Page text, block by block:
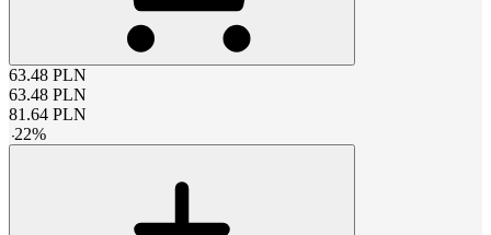
63.48 PLN
63.48 PLN
81.64 PLN
-22%